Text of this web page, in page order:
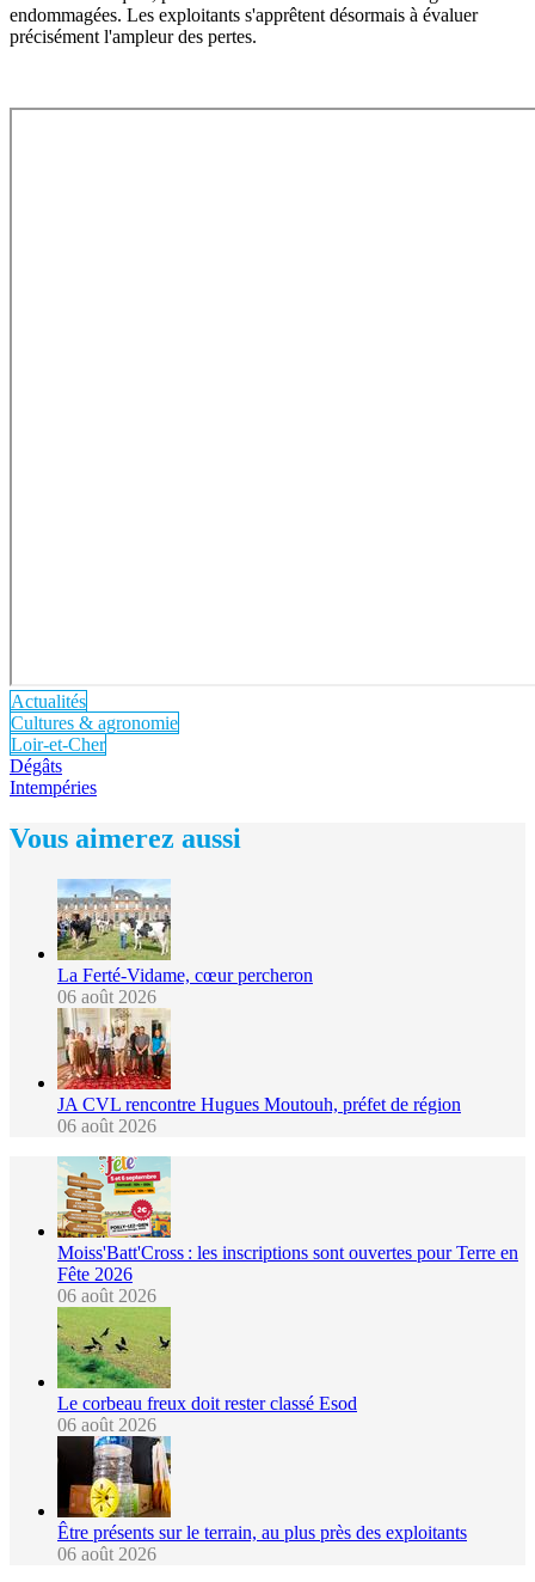
endommagées. Les exploitants s'apprêtent désormais à évaluer
précisément l'ampleur des pertes.
Actualités
Cultures & agronomie
Loir-et-Cher
Dégâts
Intempéries
Vous aimerez aussi
La Ferté-Vidame, cœur percheron
06 août 2026
JA CVL rencontre Hugues Moutouh, préfet de région
06 août 2026
Moiss'Batt'Cross : les inscriptions sont ouvertes pour Terre en
Fête 2026
06 août 2026
Le corbeau freux doit rester classé Esod
06 août 2026
Être présents sur le terrain, au plus près des exploitants
06 août 2026